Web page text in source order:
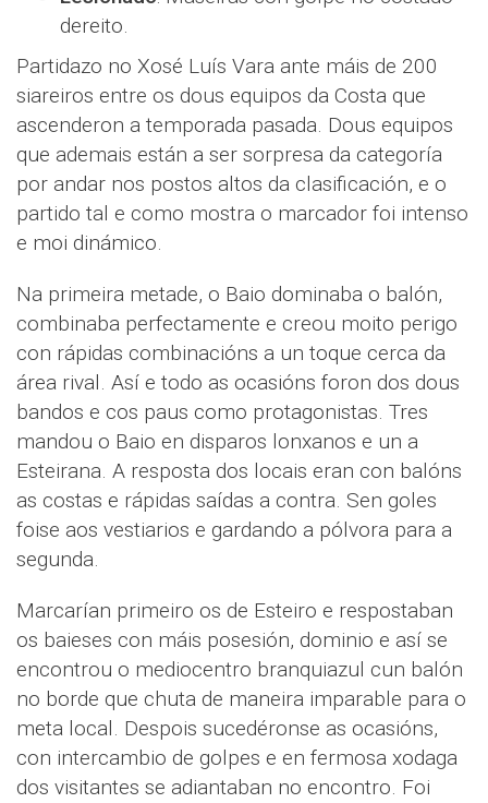
dereito.
Partidazo no Xosé Luís Vara ante máis de 200
siareiros entre os dous equipos da Costa que
ascenderon a temporada pasada. Dous equipos
que ademais están a ser sorpresa da categoría
por andar nos postos altos da clasificación, e o
partido tal e como mostra o marcador foi intenso
e moi dinámico.
Na primeira metade, o Baio dominaba o balón,
combinaba perfectamente e creou moito perigo
con rápidas combinacións a un toque cerca da
área rival. Así e todo as ocasións foron dos dous
bandos e cos paus como protagonistas. Tres
mandou o Baio en disparos lonxanos e un a
Esteirana. A resposta dos locais eran con balóns
as costas e rápidas saídas a contra. Sen goles
foise aos vestiarios e gardando a pólvora para a
segunda.
Marcarían primeiro os de Esteiro e respostaban
os baieses con máis posesión, dominio e así se
encontrou o mediocentro branquiazul cun balón
no borde que chuta de maneira imparable para o
meta local. Despois sucedéronse as ocasións,
con intercambio de golpes e en fermosa xodaga
dos visitantes se adiantaban no encontro. Foi